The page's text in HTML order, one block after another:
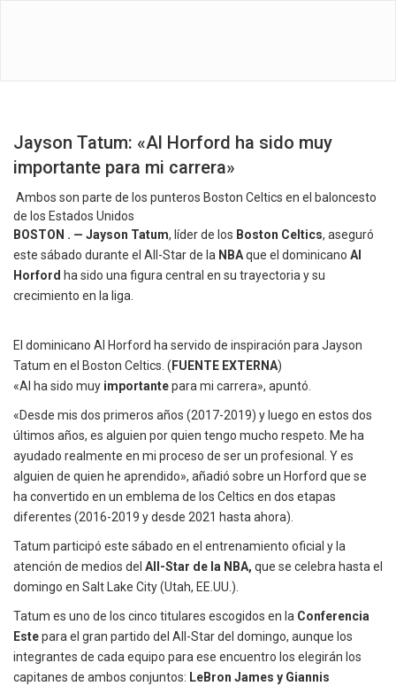
Jayson Tatum: «Al Horford ha sido muy
importante para mi carrera»
Ambos son parte de los punteros Boston Celtics en el baloncesto
de los Estados Unidos
BOSTON . — Jayson Tatum, líder de los Boston Celtics, aseguró
este sábado durante el All-Star de la NBAque el dominicano Al
Horford ha sido una figura central en su trayectoria y su
crecimiento en la liga.
El dominicano Al Horford ha servido de inspiración para Jayson
Tatum en el Boston Celtics. ( FUENTE EXTERNA)
«Al ha sido muy importantepara mi carrera», apuntó.
«Desde mis dos primeros años (2017-2019) y luego en estos dos
últimos años, es alguien por quien tengo mucho respeto. Me ha
ayudado realmente en mi proceso de ser un profesional. Y es
alguien de quien he aprendido», añadió sobre un Horford que se
ha convertido en un emblema de los Celtics en dos etapas
diferentes (2016-2019 y desde 2021 hasta ahora).
Tatum participó este sábado en el entrenamiento oficial y la
atención de medios del All-Star de la NBA, que se celebra hasta el
domingo en Salt Lake City (Utah, EE.UU.).
Tatum es uno de los cinco titulares escogidos en la Conferencia
Estepara el gran partido del All-Star del domingo, aunque los
integrantes de cada equipo para ese encuentro los elegirán los
capitanes de ambos conjuntos: LeBron James y Giannis